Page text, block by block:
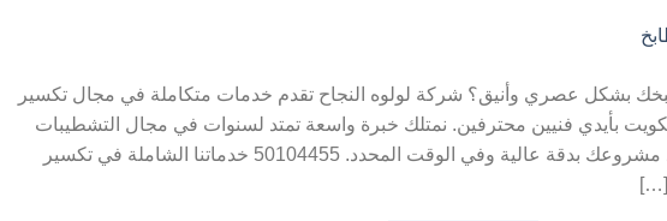
بشكل عصري وأنيق؟ شركة لولوه النجاح تقدم خدمات متكاملة في مجال تكسير
بأيدي فنيين محترفين. نمتلك خبرة واسعة تمتد لسنوات في مجال التشطيبات
والتجديد المنزلي، ونضمن لك تنفيذ مشروعك بدقة عالية وفي الوقت المحدد. 50104455 خدماتنا الشاملة في تكسير
[…]